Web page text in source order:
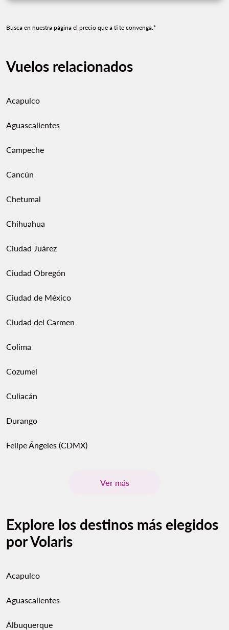
Busca en nuestra página el precio que a ti te convenga.*
Vuelos relacionados
Acapulco
Aguascalientes
Campeche
Cancún
Chetumal
Chihuahua
Ciudad Juárez
Ciudad Obregón
Ciudad de México
Ciudad del Carmen
Colima
Cozumel
Culiacán
Durango
Felipe Ángeles (CDMX)
Ver más
Explore los destinos más elegidos
por Volaris
Acapulco
Aguascalientes
Albuquerque